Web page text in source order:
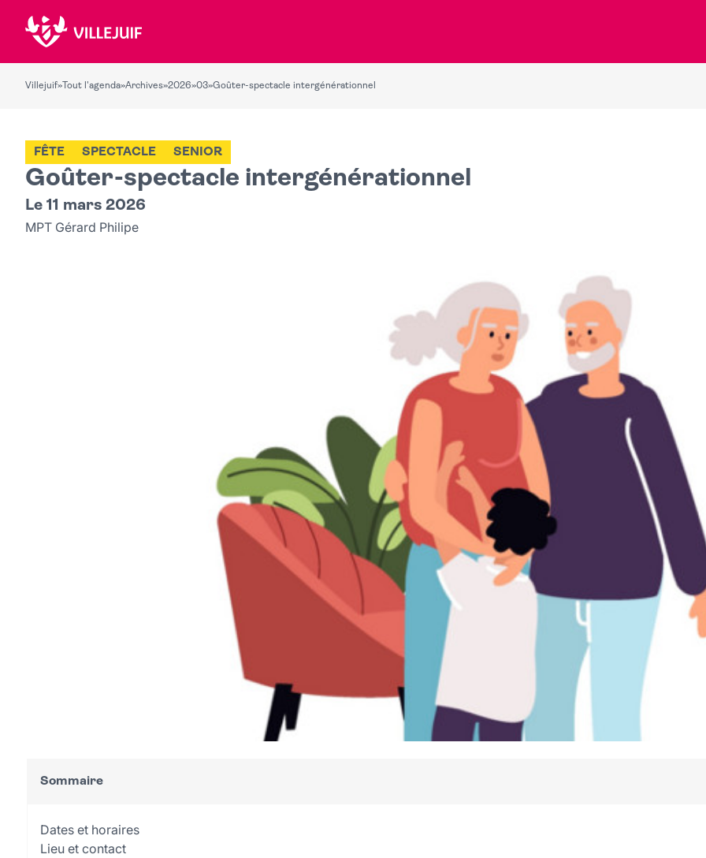
Villejuif» Tout l'agenda»Archives»2026»03»Goûter-spectacle intergénérationnel
Goûter-spectacle intergénérationnel
FÊTE SPECTACLE SENIOR
Le 11 mars 2026
MPT Gérard Philipe
Sommaire
Dates et horaires
Lieu et contact